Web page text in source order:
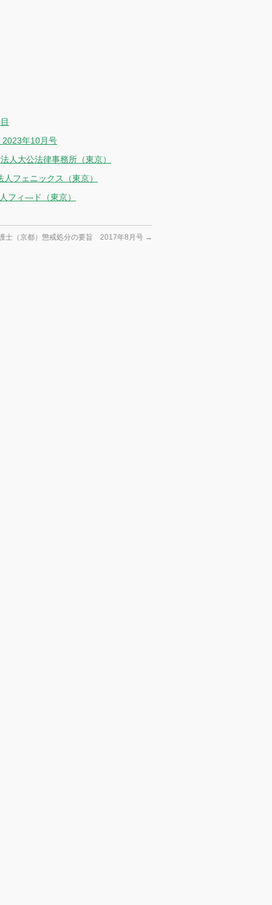
年10月号
人大公法律事務所（東京）
フェニックス（東京）
フィ―ド（東京）
士（京都）懲戒処分の要旨 2017年8月号 →